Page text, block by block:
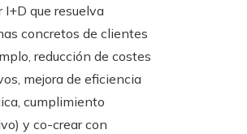
I+D que resuelva
concretos de clientes
reducción de costes
mejora de eficiencia
cumplimiento
y co-crear con